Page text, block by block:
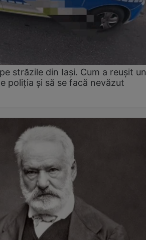
străzile din Iași. Cum a reușit un
poliția și să se facă nevăzut